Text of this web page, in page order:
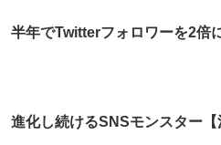
半年でTwitterフォロワーを2倍
進化し続けるSNSモンスター【